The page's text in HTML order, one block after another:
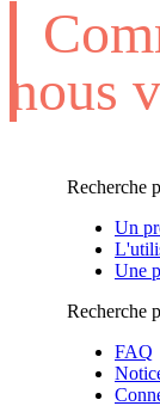
nous
Recherche
Un
Une
Recherche
FAQ